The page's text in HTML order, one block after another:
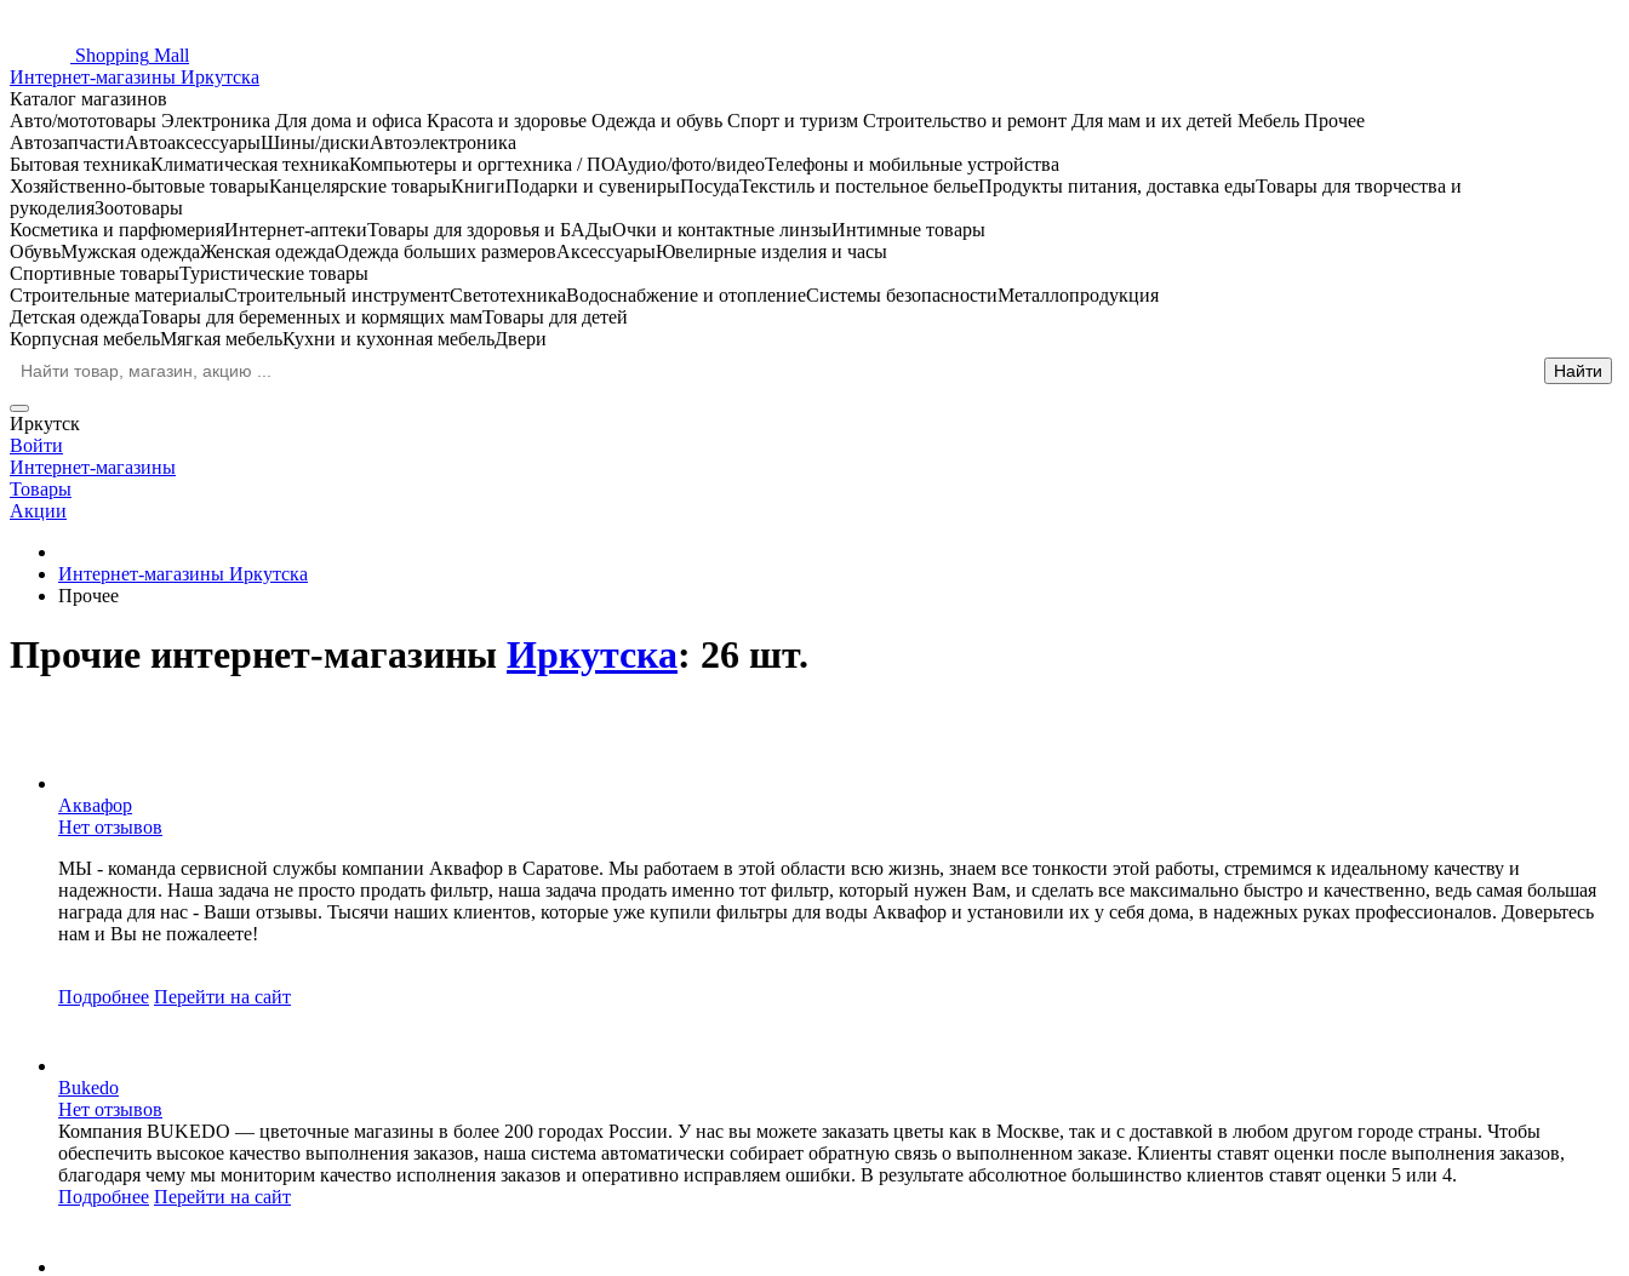
Shopping Mall
Интернет-магазины Иркутска
Каталог магазинов
Авто/мототовары Электроника Для дома и офиса Красота и здоровье Одежда и обувь Спорт и туризм Строительство и ремонт Для мам и их детей Мебель Прочее
АвтозапчастиАвтоаксессуарыШины/дискиАвтоэлектроника
Бытовая техникаКлиматическая техникаКомпьютеры и оргтехника / ПОАудио/фото/видеоТелефоны и мобильные устройства
Хозяйственно-бытовые товарыКанцелярские товарыКнигиПодарки и сувенирыПосудаТекстиль и постельное бельеПродукты питания, доставка едыТовары для творчества и
рукоделияЗоотовары
Косметика и парфюмерияИнтернет-аптекиТовары для здоровья и БАДыОчки и контактные линзыИнтимные товары
ОбувьМужская одеждаЖенская одеждаОдежда больших размеровАксессуарыЮвелирные изделия и часы
Спортивные товарыТуристические товары
Строительные материалыСтроительный инструментСветотехникаВодоснабжение и отоплениеСистемы безопасностиМеталлопродукция
Детская одеждаТовары для беременных и кормящих мамТовары для детей
Корпусная мебельМягкая мебельКухни и кухонная мебельДвери
Иркутск
Войти
Интернет-магазины
Товары
Акции
Интернет-магазины Иркутска
Прочее
Прочие интернет-магазины Иркутска: 26 шт.
Аквафор
Нет отзывов
МЫ - команда сервисной службы компании Аквафор в Саратове. Мы работаем в этой области всю жизнь, знаем все тонкости этой работы, стремимся к идеальному качеству и
надежности. Наша задача не просто продать фильтр, наша задача продать именно тот фильтр, который нужен Вам, и сделать все максимально быстро и качественно, ведь самая большая
награда для нас - Ваши отзывы. Тысячи наших клиентов, которые уже купили фильтры для воды Аквафор и установили их у себя дома, в надежных руках профессионалов. Доверьтесь
нам и Вы не пожалеете!
Подробнее Перейти на сайт
Bukedo
Нет отзывов
Компания BUKEDO — цветочные магазины в более 200 городах России. У нас вы можете заказать цветы как в Москве, так и с доставкой в любом другом городе страны. Чтобы
обеспечить высокое качество выполнения заказов, наша система автоматически собирает обратную связь о выполненном заказе. Клиенты ставят оценки после выполнения заказов,
благодаря чему мы мониторим качество исполнения заказов и оперативно исправляем ошибки. В результате абсолютное большинство клиентов ставят оценки 5 или 4.
Подробнее Перейти на сайт